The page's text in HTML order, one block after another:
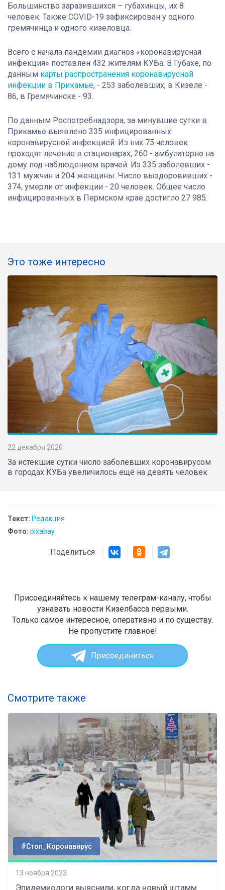
Большинство заразившихся – губахинцы, их 8
человек. Также COVID-19 зафиксирован у одного
гремячинца и одного кизеловца.
Всего с начала пандемии диагноз «коронавирусная
инфекция» поставлен 432 жителям КУБа. В Губахе, по
данным карты распространения коронавирусной
инфекции в Прикамье, - 253 заболевших, в Кизеле -
86, в Гремячинске - 93.
По данным Роспотребнадзора, за минувшие сутки в
Прикамье выявлено 335 инфицированных
коронавирусной инфекцией. Из них 75 человек
проходят лечение в стационарах, 260 - амбулаторно на
дому под наблюдением врачей. Из 335 заболевших -
131 мужчин и 204 женщины. Число выздоровивших -
374, умерли от инфекции - 20 человек. Общее число
инфицированных в Пермском крае достигло 27 985.
Это тоже интересно
22 декабря 2020
За истекшие сутки число заболевших коронавирусом
в городах КУБа увеличилось ещё на девять человек
Текст: Редакция
Фото: pixabay
Поделиться
Присоединяйтесь к нашему телеграм-каналу, чтобы
узнавать новости Кизелбасса первыми.
Только самое интересное, оперативно и по существу.
Не пропустите главное!
Присоединиться
Смотрите также
#Стоп_Коронавирус
13 ноября 2023
Эпидемиологи выяснили, когда новый штамм